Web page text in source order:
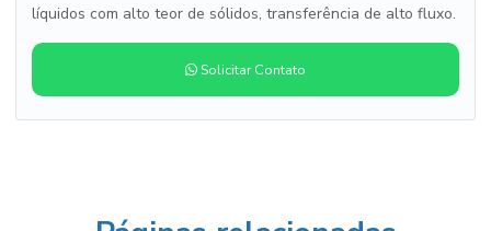
líquidos com alto teor de sólidos, transferência de alto fluxo.
Solicitar Contato